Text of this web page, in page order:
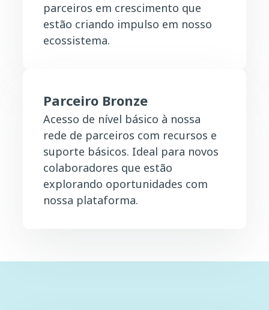
parceiros em crescimento que
estão criando impulso em nosso
ecossistema.
Parceiro Bronze
Acesso de nível básico à nossa
rede de parceiros com recursos e
suporte básicos. Ideal para novos
colaboradores que estão
explorando oportunidades com
nossa plataforma.